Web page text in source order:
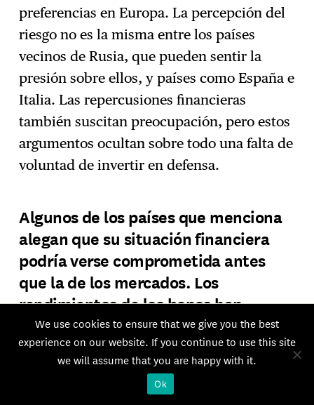
preferencias en Europa. La percepción del
riesgo no es la misma entre los países
vecinos de Rusia, que pueden sentir la
presión sobre ellos, y países como España e
Italia. Las repercusiones financieras
también suscitan preocupación, pero estos
argumentos ocultan sobre todo una falta de
voluntad de invertir en defensa.
Algunos de los países que menciona
alegan que su situación financiera
podría verse comprometida antes
que la de los mercados. Los
rendimientos de los bonos han
aumentado desde que Alemania
anunció su plan de 1 billón de euros
para gastos de defensa e
infraestructura. ¿Tienen razón?
We use cookies to ensure that we give you the best
experience on our website. If you continue to use this site
we will assume that you are happy with it.
Ok